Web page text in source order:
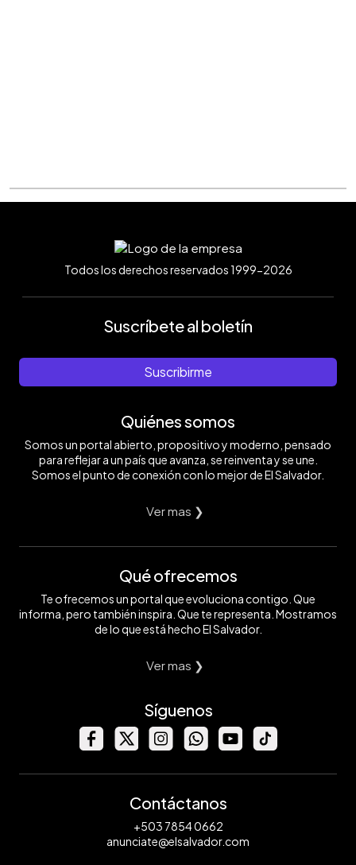
Todos los derechos reservados 1999-2026
Suscríbete al boletín
Suscribirme
Quiénes somos
Somos un portal abierto, propositivo y moderno, pensado
para reflejar a un país que avanza, se reinventa y se une.
Somos el punto de conexión con lo mejor de El Salvador.
Ver mas ❯
Qué ofrecemos
Te ofrecemos un portal que evoluciona contigo. Que
informa, pero también inspira. Que te representa. Mostramos
de lo que está hecho El Salvador.
Ver mas ❯
Síguenos
Contáctanos
+503 7854 0662
anunciate@elsalvador.com